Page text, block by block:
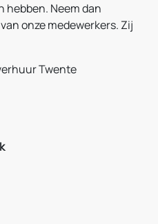
hebben. Neem dan
onze medewerkers. Zij
Twente